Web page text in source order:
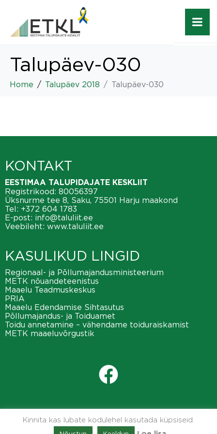
Talupäev-030
Home Talupäev 2018 Talupäev-030
KONTAKT
EESTIMAA TALUPIDAJATE KESKLIIT
Registrikood: 80056397
Üksnurme tee 8, Saku, 75501 Harju maakond
Tel: +372 604 1783
E-post: info@taluliit.ee
Veebileht: www.taluliit.ee
KASULIKUD LINGID
Regionaal- ja Põllumajandusministeerium
METK nõuandeteenistus
Maaelu Teadmuskeskus
PRIA
Maaelu Edendamise Sihtasutus
Põllumajandus- ja Toiduamet
Toidu annetamine – vähendame toiduraiskamist
METK maaeluvõrgustik
Kinnita kas lubate kodulehel kasutada küpsiseid.